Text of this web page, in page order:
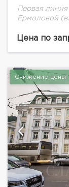
Первая
Ермоловой
площадью
Цена по
Снижение цены